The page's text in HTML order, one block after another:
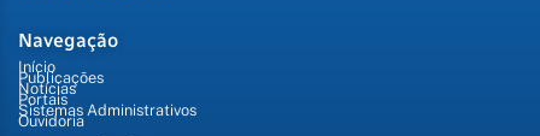
Navegação
Início
Publicações
Notícias
Portais
Sistemas Administrativos
Ouvidoria